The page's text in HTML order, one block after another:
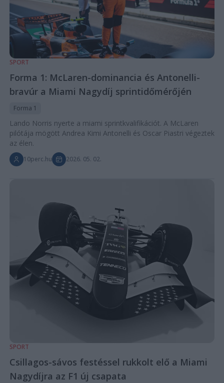
SPORT
Forma 1: McLaren-dominancia és Antonelli-
bravúr a Miami Nagydíj sprintidőmérőjén
Forma 1
Lando Norris nyerte a miami sprintkvalifikációt. A McLaren
pilótája mögött Andrea Kimi Antonelli és Oscar Piastri végeztek
az élen.
10perc.hu 2026. 05. 02.
SPORT
Csillagos-sávos festéssel rukkolt elő a Miami
Nagydíjra az F1 új csapata